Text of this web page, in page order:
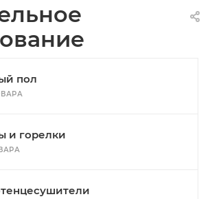
пол
и горелки